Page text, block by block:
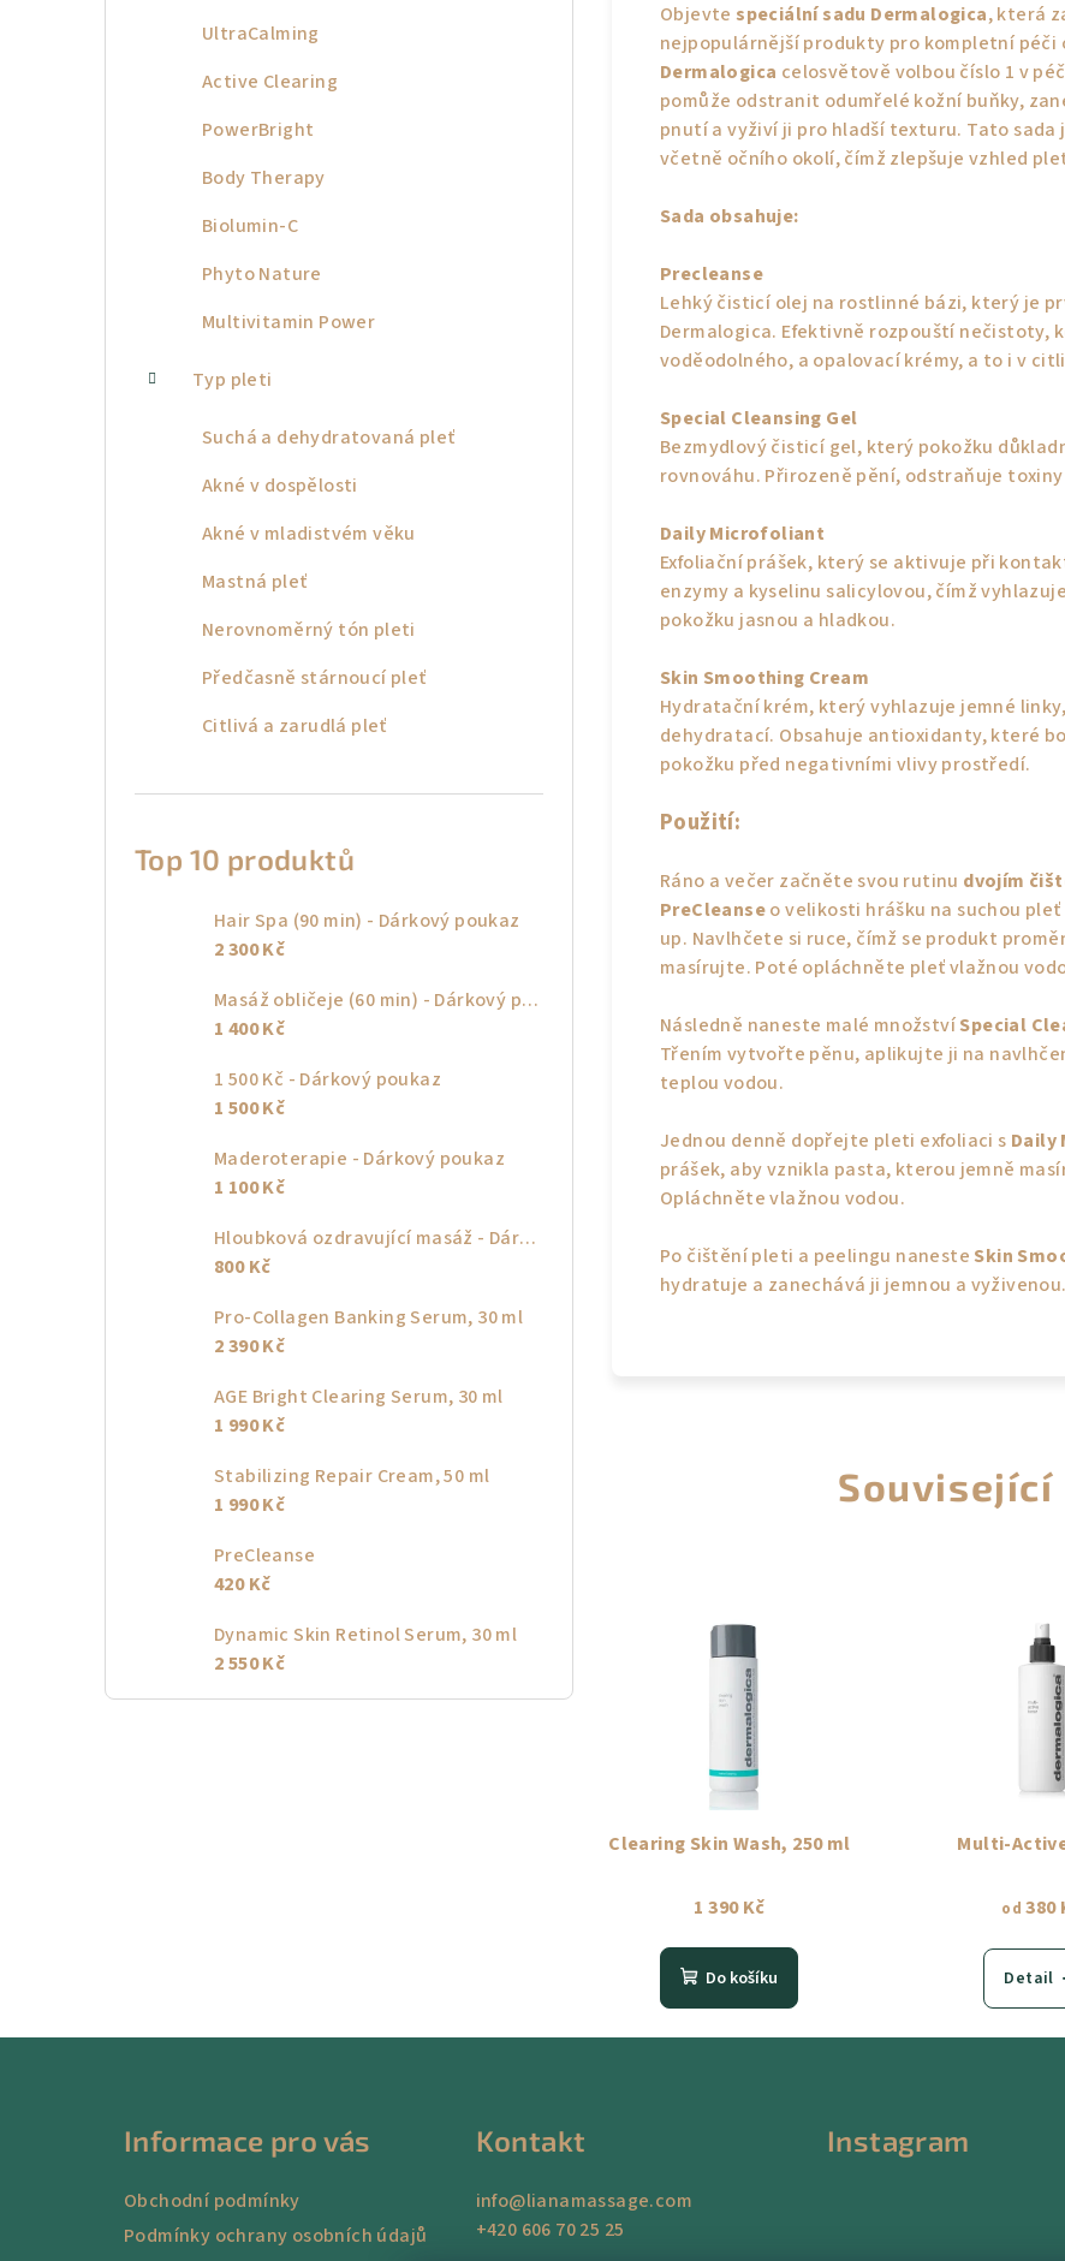
UltraCalming
Active Clearing
PowerBright
Body Therapy
Biolumin-C
Phyto Nature
Multivitamin Power
Typ pleti
Suchá a dehydratovaná pleť
Akné v dospělosti
Akné v mladistvém věku
Mastná pleť
Nerovnoměrný tón pleti
Předčasně stárnoucí pleť
Citlivá a zarudlá pleť
Top 10 produktů
Hair Spa (90 min) - Dárkový poukaz
2 300 Kč
Masáž obličeje (60 min) - Dárkový poukaz
1 400 Kč
1 500 Kč - Dárkový poukaz
1 500 Kč
Maderoterapie - Dárkový poukaz
1 100 Kč
Hloubková ozdravující masáž - Dárkový poukaz
800 Kč
Pro-Collagen Banking Serum, 30 ml
2 390 Kč
AGE Bright Clearing Serum, 30 ml
1 990 Kč
Stabilizing Repair Cream, 50 ml
1 990 Kč
PreCleanse
420 Kč
Dynamic Skin Retinol Serum, 30 ml
2 550 Kč
Objevtespeciální sadu Dermalogica, která
nejpopulárnější produkty pro kompletní péči
Dermalogica celosvětově volbou číslo 1 v
pomůže odstranit odumřelé kožní buňky,
pnutí a vyživí ji pro hladší texturu. Tato
včetně očního okolí, čímž zlepšuje vzhled
Sada obsahuje:
Precleanse
Lehký čisticí olej na rostlinné bázi, který je
Dermalogica. Efektivně rozpouští nečistoty,
voděodolného, a opalovací krémy, a to i v
Special Cleansing Gel
Bezmydlový čisticí gel, který pokožku
rovnováhu. Přirozeně pění, odstraňuje
Daily Microfoliant
Exfoliační prášek, který se aktivuje při
enzymy a kyselinu salicylovou, čímž
pokožku jasnou a hladkou.
Skin Smoothing Cream
Hydratační krém, který vyhlazuje jemné
dehydratací. Obsahuje antioxidanty, které
pokožku před negativními vlivy prostředí.
Použití:
Ráno a večer začněte svou rutinu dvojím
PreCleanseo velikosti hrášku na suchou
up. Navlhčete si ruce, čímž se produkt
masírujte. Poté opláchněte pleť vlažnou
Následně naneste malé množstvíSpecial
Třením vytvořte pěnu, aplikujte ji na
teplou vodou.
Jednou denně dopřejte pleti exfoliaci s Daily
prášek, aby vznikla pasta, kterou jemně
Opláchněte vlažnou vodou.
Po čištění pleti a peelingu naneste Skin
hydratuje a zanechává ji jemnou a vyživenou.
Clearing Skin Wash, 250 ml
1 390 Kč
Do košíku
Multi-
od 380
Detail
Informace pro vás
Obchodní podmínky
Podmínky ochrany osobních údajů
Kontakt
info@lianamassage.com
+420 606 70 25 25
Instagram